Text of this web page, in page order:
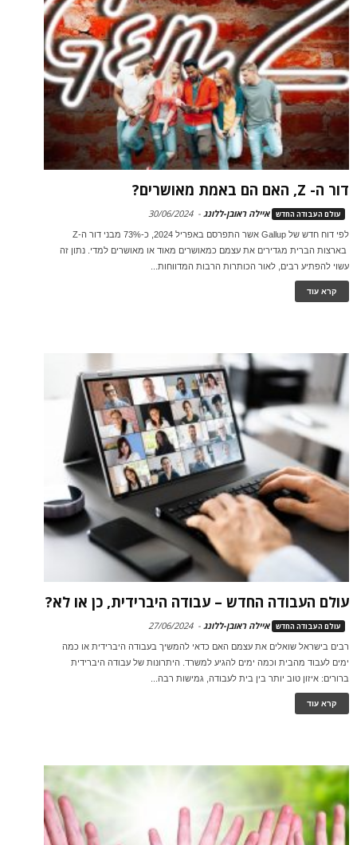
דור ה- Z, האם הם באמת מאושרים?
עולם העבודה החדש איילה ראובן-ללונג -
30/06/2024
לפי דוח חדש של Gallup אשר התפרסם באפריל 2024, כ-73% מבני דור ה-Z
בארצות הברית מגדירים את עצמם כמאושרים מאוד או מאושרים למדי. נתון זה
עשוי להפתיע רבים, לאור הכותרות הרבות המדווחות...
קרא עוד
עולם העבודה החדש – עבודה היברידית, כן או לא?
עולם העבודה החדש איילה ראובן-ללונג -
27/06/2024
רבים בישראל שואלים את עצמם האם כדאי להמשיך בעבודה היברידית או כמה
ימים לעבוד מהבית וכמה ימים להגיע למשרד. היתרונות של עבודה היברידית
ברורים: איזון טוב יותר בין בית לעבודה, גמישות רבה...
קרא עוד